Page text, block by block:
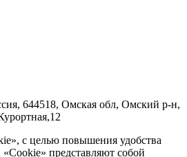
644518, Омская обл, Омский р-н,
с целью повышения удобства
представляют собой